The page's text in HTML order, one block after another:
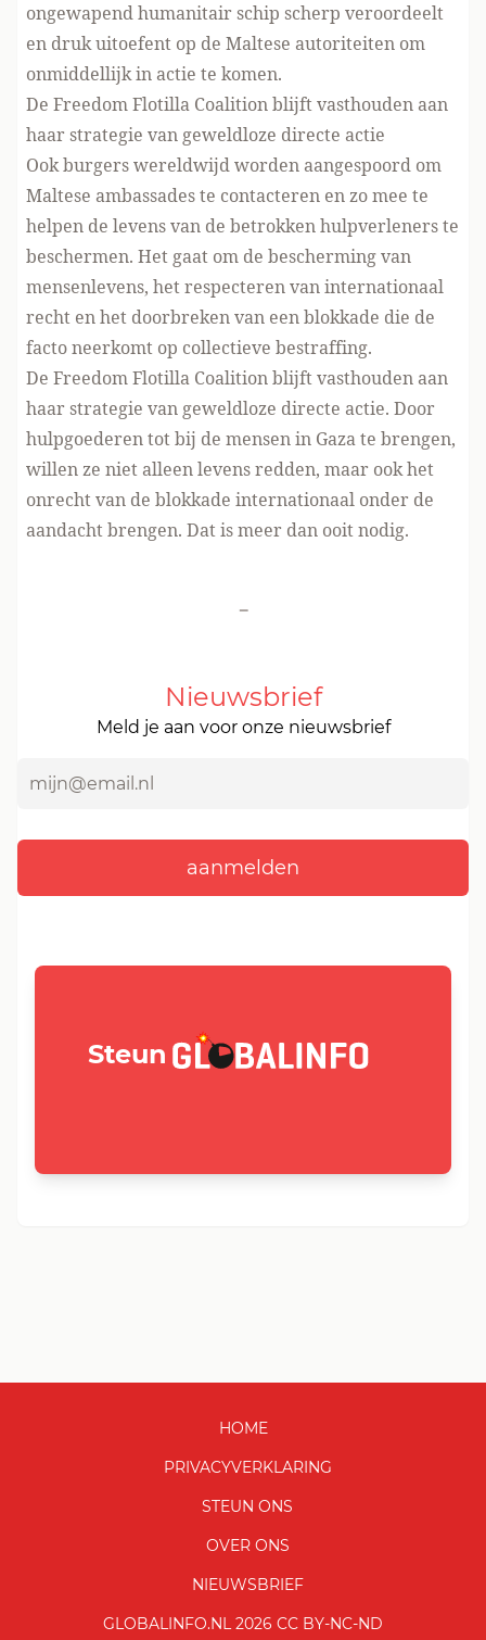
ongewapend humanitair schip scherp veroordeelt
en druk uitoefent op de Maltese autoriteiten om
onmiddellijk in actie te komen.
De Freedom Flotilla Coalition blijft vasthouden aan
haar strategie van geweldloze directe actie
Ook burgers wereldwijd worden aangespoord om
Maltese ambassades te contacteren en zo mee te
helpen de levens van de betrokken hulpverleners te
beschermen. Het gaat om de bescherming van
mensenlevens, het respecteren van internationaal
recht en het doorbreken van een blokkade die de
facto neerkomt op collectieve bestraffing.
De Freedom Flotilla Coalition blijft vasthouden aan
haar strategie van geweldloze directe actie. Door
hulpgoederen tot bij de mensen in Gaza te brengen,
willen ze niet alleen levens redden, maar ook het
onrecht van de blokkade internationaal onder de
aandacht brengen. Dat is meer dan ooit nodig.
-
Nieuwsbrief
Meld je aan voor onze nieuwsbrief
Steun GLOBALINFO.nl
HOME
PRIVACYVERKLARING
STEUN ONS
OVER ONS
NIEUWSBRIEF
GLOBALINFO.NL 2026 CC BY-NC-ND